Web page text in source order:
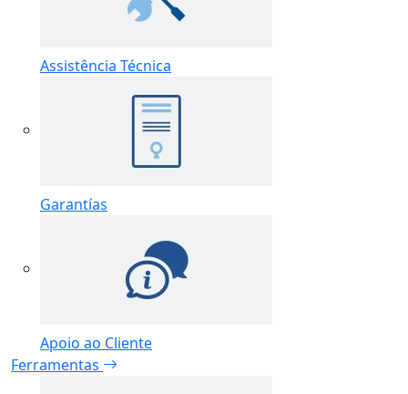
Assistência Técnica
Garantías
Apoio ao Cliente
Ferramentas